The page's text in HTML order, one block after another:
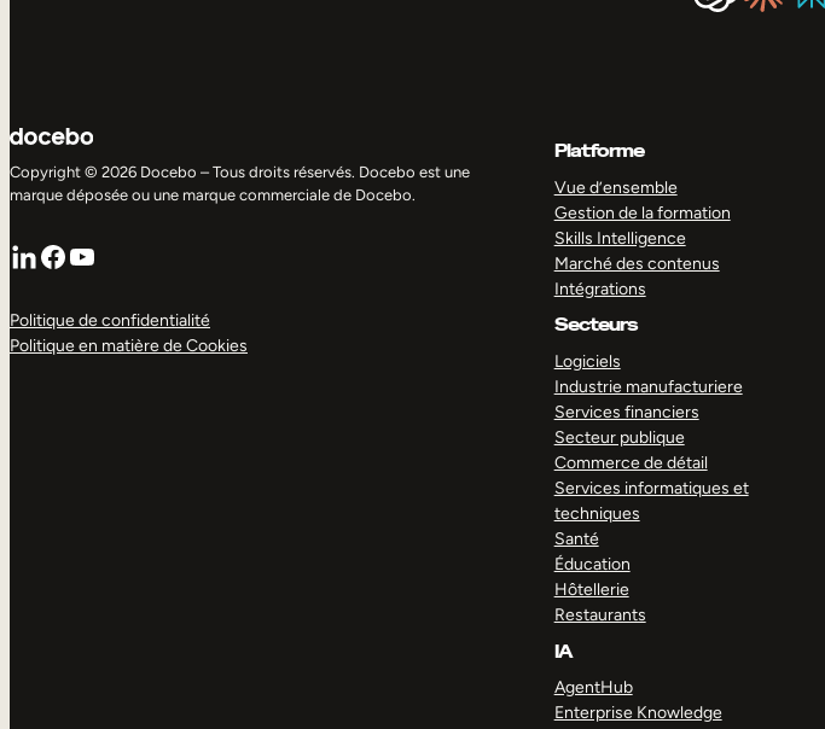
Copyright © 2026 Docebo – Tous droits réservés. Docebo est une
marque déposée ou une marque commerciale de Docebo.
LinkedIn
Facebook
YouTube
Politique de confidentialité
Politique en matière de Cookies
Platforme
Vue d’ensemble
Gestion de la formation
Skills Intelligence
Marché des contenus
Intégrations
Secteurs
Logiciels
Industrie manufacturiere
Services financiers
Secteur publique
Commerce de détail
Services informatiques et
techniques
Santé
Éducation
Hôtellerie
Restaurants
IA
AgentHub
Enterprise Knowledge